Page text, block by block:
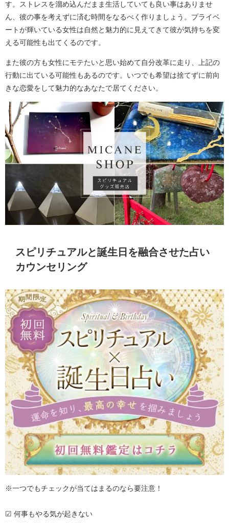
す。ストレスを溜め込んだまま生活していても良い事はありませ
ん、彼の事を考えずに済む時間をなるべく作りましょう。プライベ
ートが輝いている女性は自然と魅力的に見えてきて彼が気持ちを変
える可能性も出てくるのです。
また彼の方も女性にモテたいと思い始めて自分改革に走り、上記の
行動に出ている可能性もあるのです。いつでも希望は捨てずに前向
きな恋愛をして魅力的なあなたで居てください。
スピリチュアルと誕生日を融合させた占い
カウンセリング
※一つでもチェックが当てはまるのなら要注意！
☑ 何事もやる気が起きない